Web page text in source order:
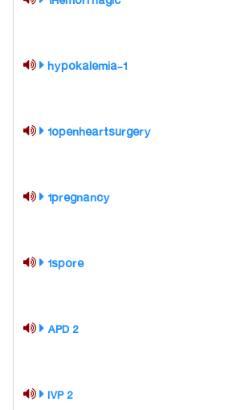
1-hypokalemia
1openheartsurgery
1pregnancy
1spore
2 APD
2 IVP